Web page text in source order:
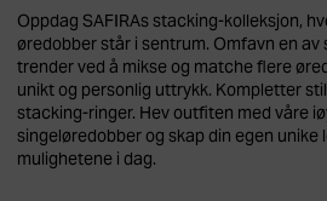
Oppdag SAFIRAs stacking-kolleksjon,
øredobber står i sentrum. Omfavn en
trender ved å mikse og matche flere
unikt og personlig uttrykk. Kompletter
stacking-ringer. Hev outfiten med våre
singeløredobber og skap din egen
mulighetene i dag.